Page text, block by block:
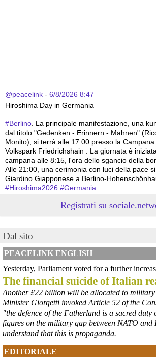
@peacelink - 6/8/2026 8:47
Hiroshima Day in Germania
#Berlino . La principale manifestazione, una
dal titolo "Gedenken - Erinnern - Mahnen"
Monito), si terrà alle 17:00 presso la
Volkspark Friedrichshain . La giornata è
campana alle 8:15, l'ora dello sgancio della
Alle 21:00, una cerimonia con luci della pace
Giardino Giapponese a Berlino-
#Hiroshima2026 #Germania
6/8/2026 8:44
Hiroshima Day in Germania
articolato. La commemorazione ufficiale è
cerimonia presso la Aegidienkirche , seguita
sonora e da una funzione multireligiosa per la
In serata, la città ospiterà proiezioni di
Rathaus e, alle 22:00, un suggestivo
lancio di lanterne di carta sullo stagno
#
Hiroshima2026 Germania
@peacelink - 6/8/2026 8:42
In Germania le commemorazioni dell'81°
sono numerose e capillari, coinvolgendo
comunità.
#Hiroshima2026 #Germania
Registrati su
Dal sito
PEACELINK ENGLISH
Yesterday, Parliament voted for a further
The financial suicide of Italian
Another £22 billion will be allocated to military
Minister Giorgetti invoked Article 52 of the
"the defence of the Fatherland is a sacred duty
figures on the military gap between NATO and
understand that this is propaganda.
EDITORIALE